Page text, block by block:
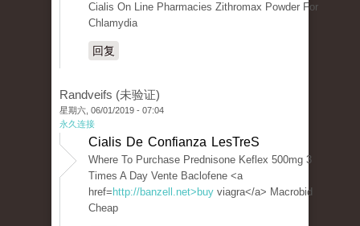
Cialis On Line Pharmacies Zithromax Powder For
Chlamydia
回复
Randveifs (未验证)
星期六, 06/01/2019 - 07:04
永久连接
Cialis De Confianza LesTreS
Where To Purchase Prednisone Keflex 500mg 3
Times A Day Vente Baclofene <a
href= http://banzell.net>buy viagra</a> Macrobid
Cheap